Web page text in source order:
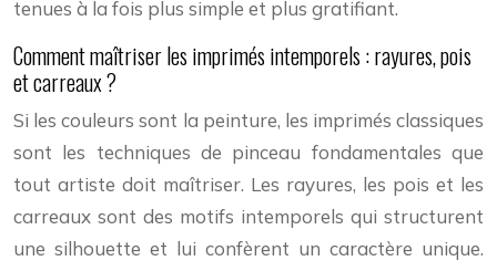
tenues à la fois plus simple et plus gratifiant.
Comment maîtriser les imprimés intemporels : rayures, pois
et carreaux ?
Si les couleurs sont la peinture, les imprimés classiques
sont les techniques de pinceau fondamentales que
tout artiste doit maîtriser. Les rayures, les pois et les
carreaux sont des motifs intemporels qui structurent
une silhouette et lui confèrent un caractère unique.